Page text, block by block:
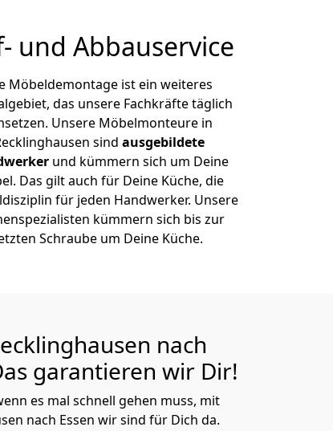
und Abbauservice
Möbeldemontage ist ein weiteres
das unsere Fachkräfte täglich
Unsere Möbelmonteure in
sind ausgebildete
und kümmern sich um Deine
Das gilt auch für Deine Küche, die
für jeden Handwerker. Unsere
kümmern sich bis zur
Schraube um Deine Küche.
nach
garantieren wir Dir!
es mal schnell gehen muss, mit
nach Essen wir sind für Dich da.